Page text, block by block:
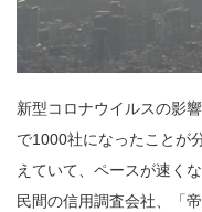
新型コロナウイルスの影
で1000社になったことが
えていて、ペースが速く
民間の信用調査会社、「